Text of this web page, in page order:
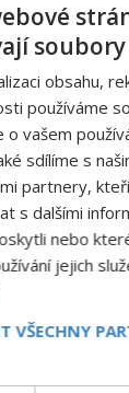
začali
v polovině
by se o
evropské
Již od
záhadný
Proč?
obsahu,
používáme
o vašem
sdílíme s
partnery,
s dalšími
nebo
jejich
VŠECHNY